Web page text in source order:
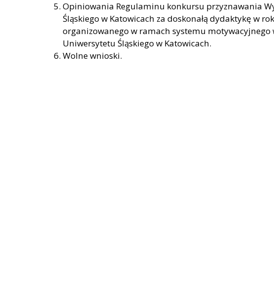
Opiniowania Regulaminu konkursu przyznawania
Śląskiego w Katowicach za doskonałą dydaktykę w
organizowanego w ramach systemu motywacyjnego
Uniwersytetu Śląskiego w Katowicach.
Wolne wnioski.